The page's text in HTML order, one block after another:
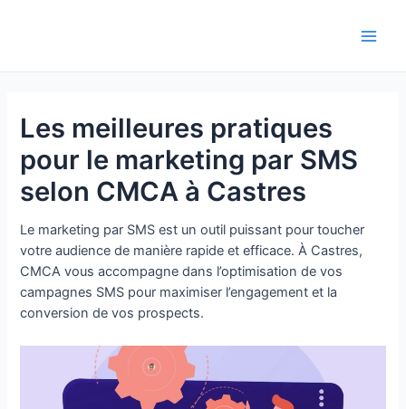
Les meilleures pratiques
pour le marketing par SMS
selon CMCA à Castres
Le marketing par SMS est un outil puissant pour toucher
votre audience de manière rapide et efficace. À Castres,
CMCA vous accompagne dans l’optimisation de vos
campagnes SMS pour maximiser l’engagement et la
conversion de vos prospects.